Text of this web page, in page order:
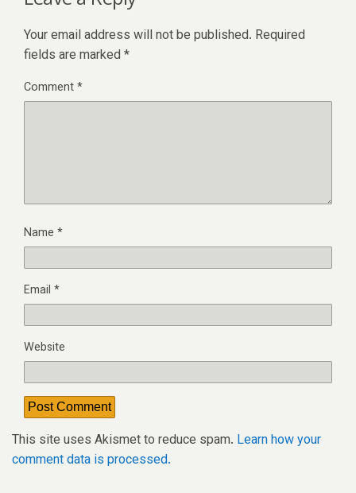
Your email address will not be published. Required
fields are marked *
Comment*
Name *
Email *
Website
This site uses Akismet to reduce spam. Learn how your
comment data is processed.